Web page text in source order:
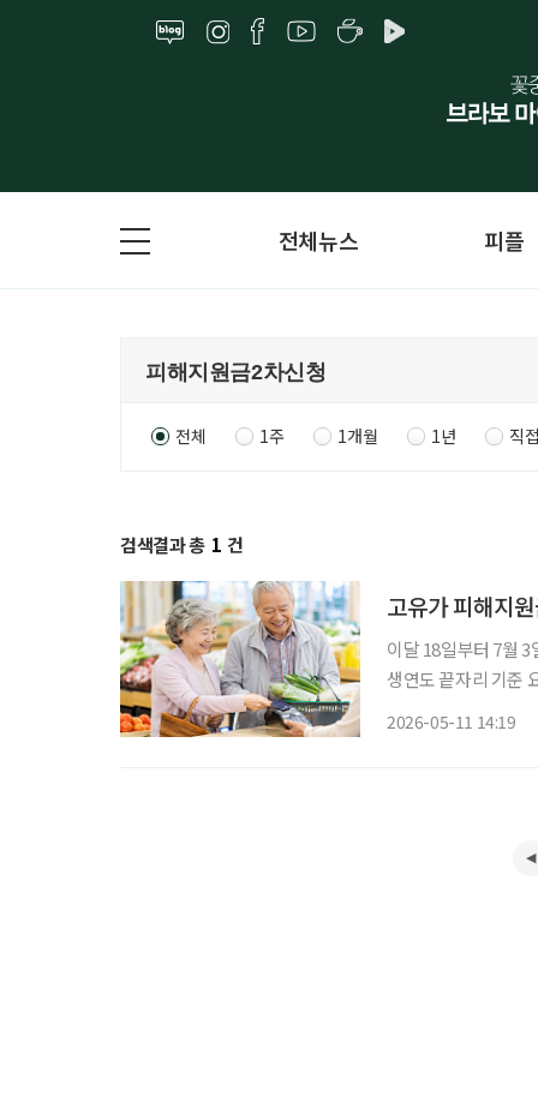
전체뉴스 피플
전체 1주 1개월 1년 직
검색결과 총 1 건
고유가 피해지
이달 18일부터 7월
생연도 끝자리 기준
2026-05-11 14:19